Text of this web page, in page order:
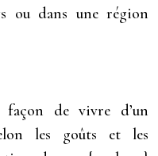
ou dans une région
façon de vivre d’un
les goûts et les